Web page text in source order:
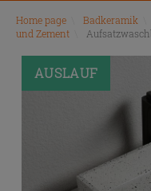
Home page Badkeramik
und Zement
PROMO
AUSLAUF